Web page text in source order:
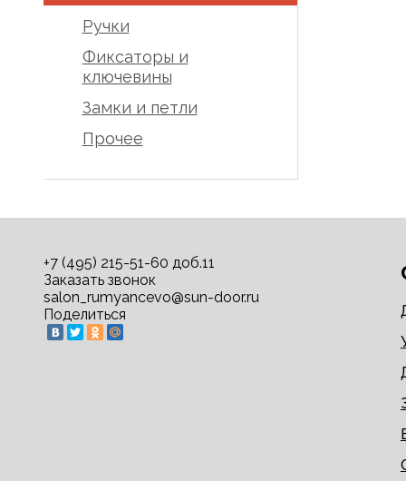
Ручки
Фиксаторы и
ключевины
Замки и петли
Прочее
+7 (495) 215-51-60 доб.11
Заказать звонок
salon_rumyancevo@sun-door.ru
Поделиться